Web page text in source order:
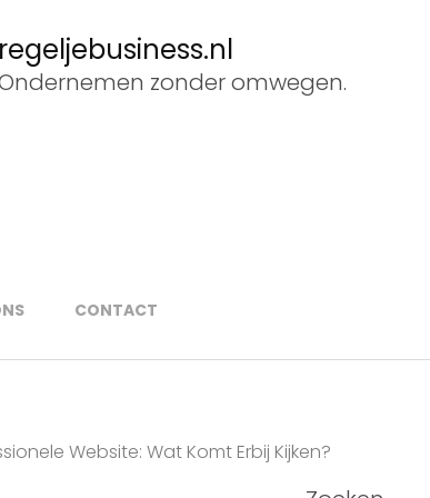
regeljebusiness.nl
zonder omwegen.
CONTACT
Website: Wat Komt Erbij Kijken?